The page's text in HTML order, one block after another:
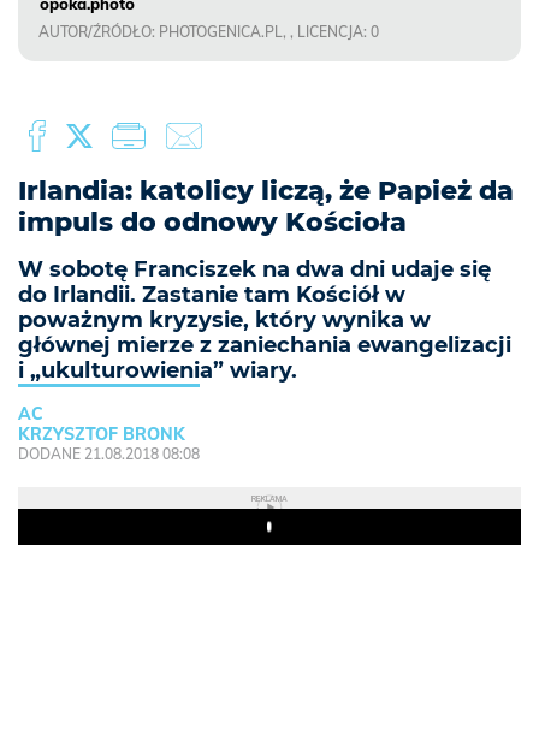
AUTOR/ŹRÓDŁO: PHOTOGENICA.PL, , LICENCJA: 0
Irlandia: katolicy liczą, że Papież da
impuls do odnowy Kościoła
W sobotę Franciszek na dwa dni udaje się
do Irlandii. Zastanie tam Kościół w
poważnym kryzysie, który wynika w
głównej mierze z zaniechania ewangelizacji
i „ukulturowienia” wiary.
AC
KRZYSZTOF BRONK
DODANE 21.08.2018 08:08
REKLAMA
Play